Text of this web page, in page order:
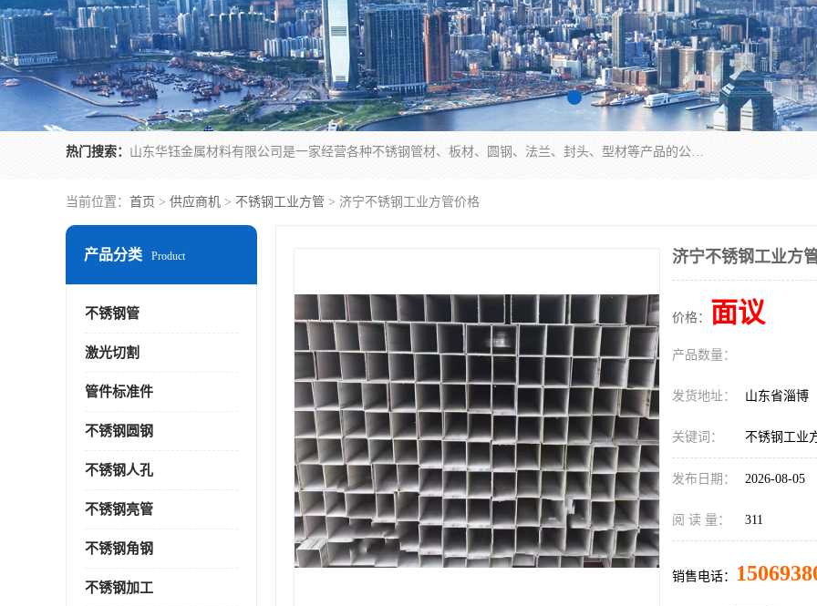
热门搜索： 山东华钰金属材料有限公司是一家经营各种不锈钢管材、板材、圆钢、法兰、封头、型材等产品的公司；主营产品有：不锈钢管，激光切割，管件标准件，不锈钢圆钢，不锈钢人孔，不锈钢亮管，不锈钢角钢，不锈钢加工，不锈钢管子，不锈钢工业方管，不锈钢封头，不锈钢法兰，不锈钢阀门，不锈钢槽钢，不锈钢扁钢，不锈钢板等；可为客户制作各种规格的型材及不锈钢配件、非标准件及各种容器具等，能满足客户的不同采购要求。
当前位置： 首页 > 供应商机 > 不锈钢工业方管 > 济宁不锈钢工业方管价格
产品分类 Product
不锈钢管
激光切割
管件标准件
不锈钢圆钢
不锈钢人孔
不锈钢亮管
不锈钢角钢
不锈钢加工
济宁不锈钢工业方
价格： 面议
产品数量：
发货地址： 山东省淄博
关键词： 不锈钢工业
发布日期： 2026-08-05
阅 读 量： 311
销售电话：